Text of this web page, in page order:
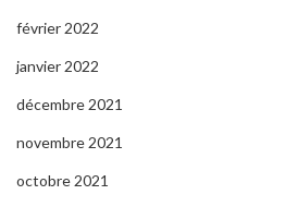
février 2022
janvier 2022
décembre 2021
novembre 2021
octobre 2021